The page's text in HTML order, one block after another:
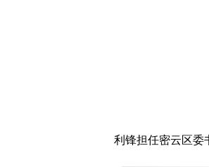
利锋担任密云区委